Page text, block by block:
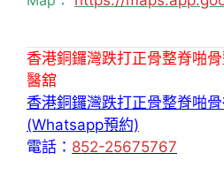
香港銅鑼灣跌打正骨整脊啪
醫舘
香港銅鑼灣跌打正骨整脊啪
(Whatsapp預約)
電話： 852-25675767